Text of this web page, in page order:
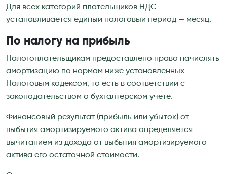
Для всех категорий плательщиков НДС
устанавливается единый налоговый период — месяц.
По налогу на прибыль
Налогоплательщикам предоставлено право начислять
амортизацию по нормам ниже установленных
Налоговым кодексом, то есть в соответствии с
законодательством о бухгалтерском учете.
Финансовый результат (прибыль или убыток) от
выбытия амортизируемого актива определяется
вычитанием из дохода от выбытия амортизируемого
актива его остаточной стоимости.